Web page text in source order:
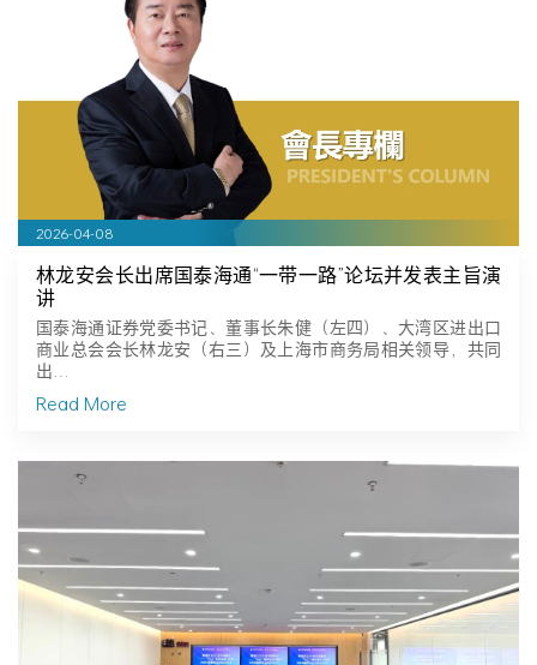
2026-04-08
林龙安会长出席国泰海通“一带一路”论坛并发表主旨演
讲
国泰海通证券党委书记、董事长朱健（左四）、大湾区进出口
商业总会会长林龙安（右三）及上海市商务局相关领导，共同
出…
Read More